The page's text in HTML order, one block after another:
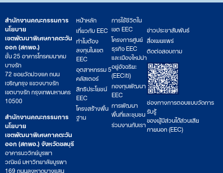
สำนักงานคณะกรรมการ
นโยบาย
เขตพัฒนาพิเศษภาคตะวัน
ออก (สกพอ.)
ชั้น 25 อาคารโทรคมนาคม
บางรัก
72 ซอยวัดม่วงแค ถนน
เจริญกรุง แขวงบางรัก
เขตบางรัก กรุงเทพมหานคร
10500
สำนักงานคณะกรรมการ
นโยบาย
เขตพัฒนาพิเศษภาคตะวัน
ออก (สกพอ.) จังหวัดชลบุรี
อาคารนววิทย์บูรพา
วณิชย์ มหาวิทยาลัยบูรพา
169 ถนนลงหาดบางแสน
หน้าหลัก
เกี่ยวกับ EEC
ทำไมต้อง
ลงทุนในเขต
EEC
อุตสาหกรรม 5
คลัสเตอร์
สิทธิประโยชน์
EEC
โครงสร้างพื้น
ฐาน
การใช้ชีวิตใน
เขต EEC
โครงการศูนย์
ธุรกิจ EEC
และเมืองใหม่น่า
อยู่อัจฉริยะ
(EECiti)
กองทุนพัฒนา
EEC
การพัฒนา
พื้นที่และชุมชน
ร่วมงานกับเรา
ข่าวประชาสัมพันธ์
สื่อเผยแพร่
ติดต่อสอบถาม
ช่องทางการตอบแบบวัดการ
รับรู้
ของผู้มีส่วนได้ส่วนเสีย
ภายนอก (EEC)